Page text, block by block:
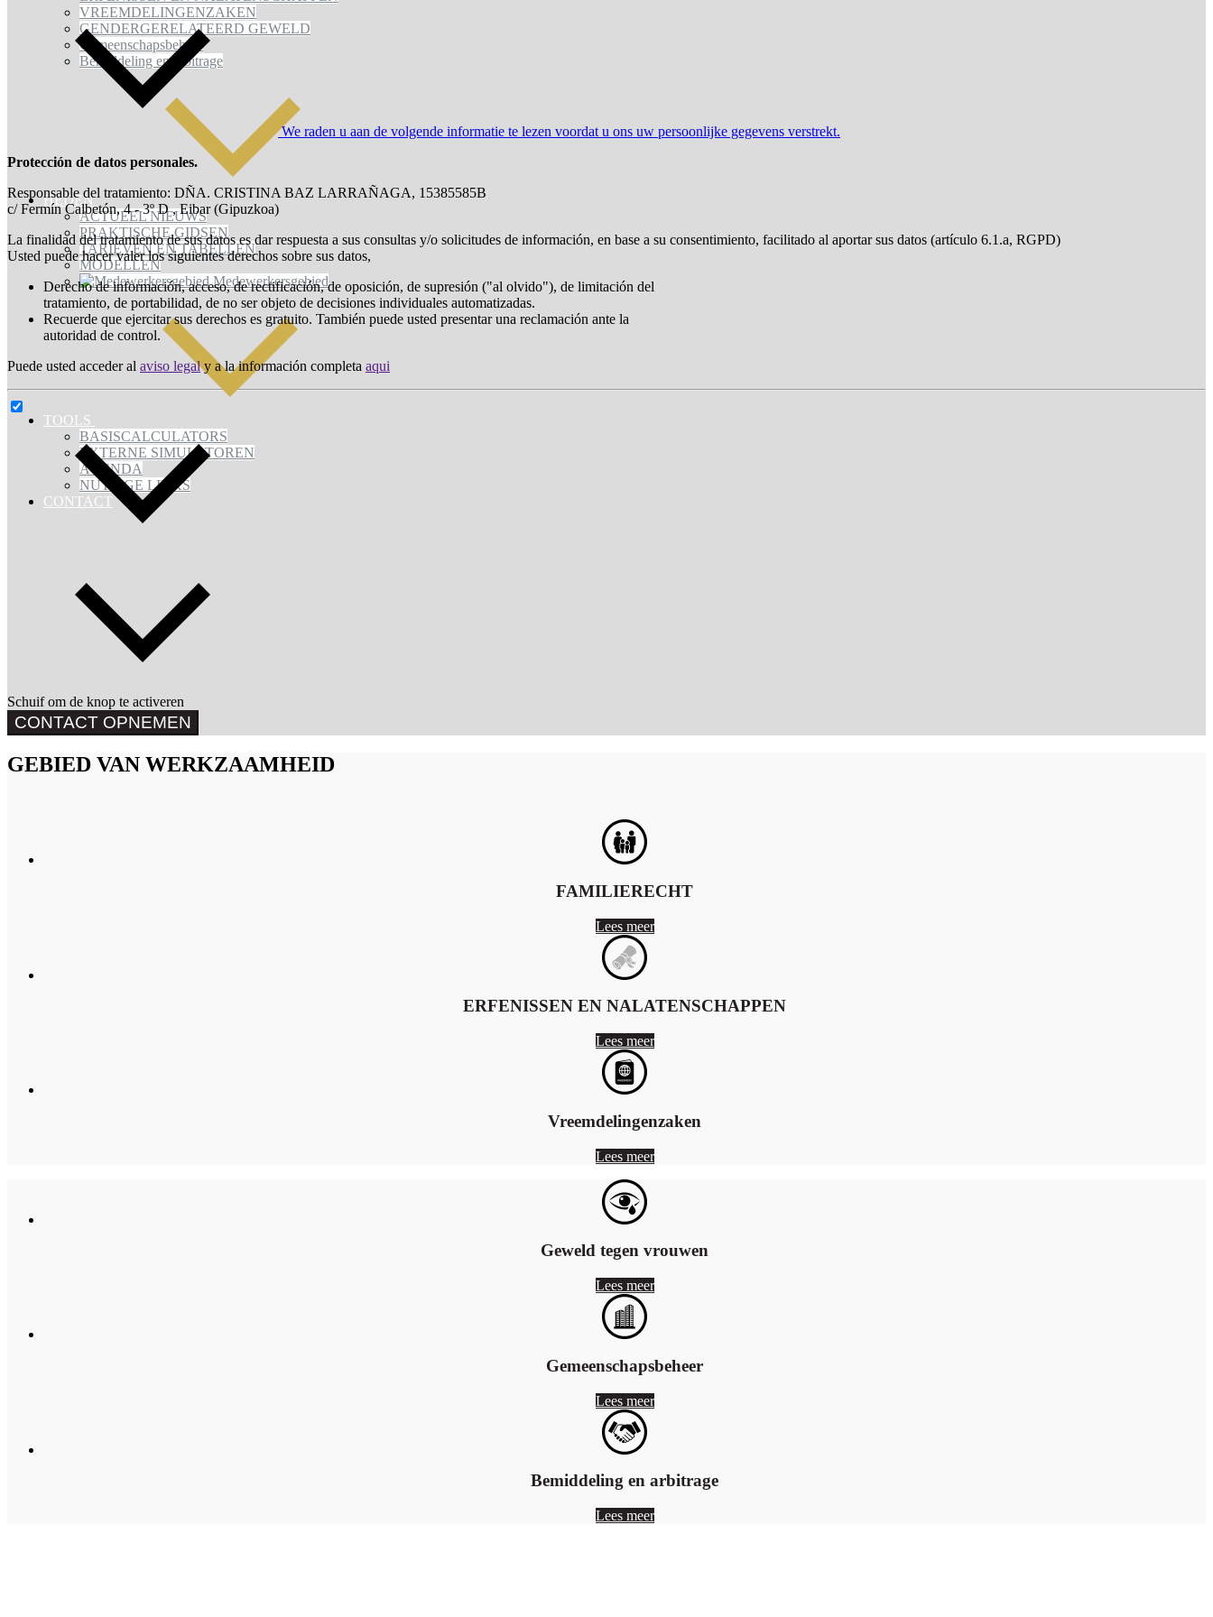
VREEMDELINGENZAKEN
GENDERGERELATEERD GEWELD
Gemeenschapsbeheer
Bemiddeling en arbitrage
HEDEN
ACTUEEL NIEUWS
PRAKTISCHE GIDSEN
TARIEVEN EN TABELLEN
MODELLEN
Medewerkersgebied
TOOLS
BASISCALCULATORS
EXTERNE SIMULATOREN
AGENDA
NUTTIGE LINKS
CONTACT
We raden u aan de volgende informatie te lezen voordat u ons uw persoonlijke gegevens verstrekt.
Protección de datos personales.
Responsable del tratamiento: DÑA. CRISTINA BAZ LARRAÑAGA, 15385585B
c/ Fermín Calbetón, 4 - 3º D , Eibar (Gipuzkoa)
La finalidad del tratamiento de sus datos es dar respuesta a sus consultas y/o solicitudes de información, en base a su consentimiento, facilitado al aportar sus datos (artículo 6.1.a, RGPD)
Usted puede hacer valer los siguientes derechos sobre sus datos,
Derecho de información, acceso, de rectificación, de oposición, de supresión ("al olvido"), de limitación del
tratamiento, de portabilidad, de no ser objeto de decisiones individuales automatizadas.
Recuerde que ejercitar sus derechos es gratuito. También puede usted presentar una reclamación ante la
autoridad de control.
Puede usted acceder al aviso legaly a la información completa aqui
Schuif om de knop te activeren
CONTACT OPNEMEN
GEBIED VAN WERKZAAMHEID
FAMILIERECHT
Lees meer
ERFENISSEN EN NALATENSCHAPPEN
Lees meer
Vreemdelingenzaken
Lees meer
Geweld tegen vrouwen
Lees meer
Gemeenschapsbeheer
Lees meer
Bemiddeling en arbitrage
Lees meer